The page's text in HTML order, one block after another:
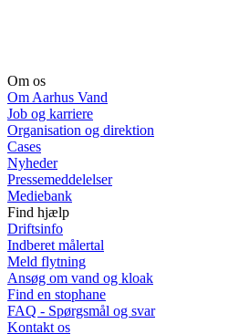
Om os
Om Aarhus Vand
Job og karriere
Organisation og direktion
Cases
Nyheder
Pressemeddelelser
Mediebank
Find hjælp
Driftsinfo
Indberet målertal
Meld flytning
Ansøg om vand og kloak
Find en stophane
FAQ - Spørgsmål og svar
Kontakt os